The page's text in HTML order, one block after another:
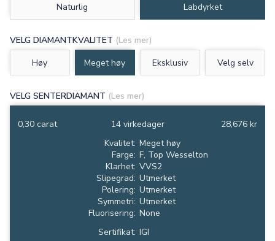
Naturlig
Labdyrket
VELG DIAMANTKVALITET (Les mer)
Høy
Meget høy Eksklusiv Velg selv
VELG SENTERDIAMANT (Les mer)
0,30 carat 28,676 kr
14 virkedager
Kvalitet: Meget høy
Farge: F, Top Wesselton
Klarhet: VVS2
Slipegrad: Utmerket
Polering: Utmerket
Symmetri: Utmerket
Fluorisering: None
Sertifikat: IGI